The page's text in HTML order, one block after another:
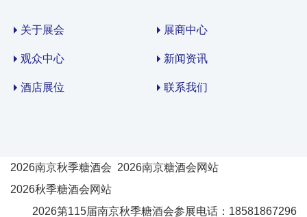
关于展会 展商中心
观众中心 新闻资讯
酒店展位 联系我们
2026南京秋季糖酒会 2026南京糖酒会网站
2026秋季糖酒会网站
2026第115届南京秋季糖酒会参展电话：18581867296